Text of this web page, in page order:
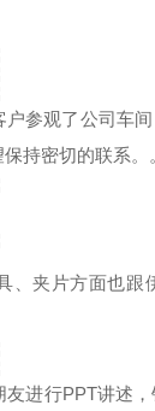
参观了公司车
持密切的联系。
、夹片方面也
进行PPT讲述